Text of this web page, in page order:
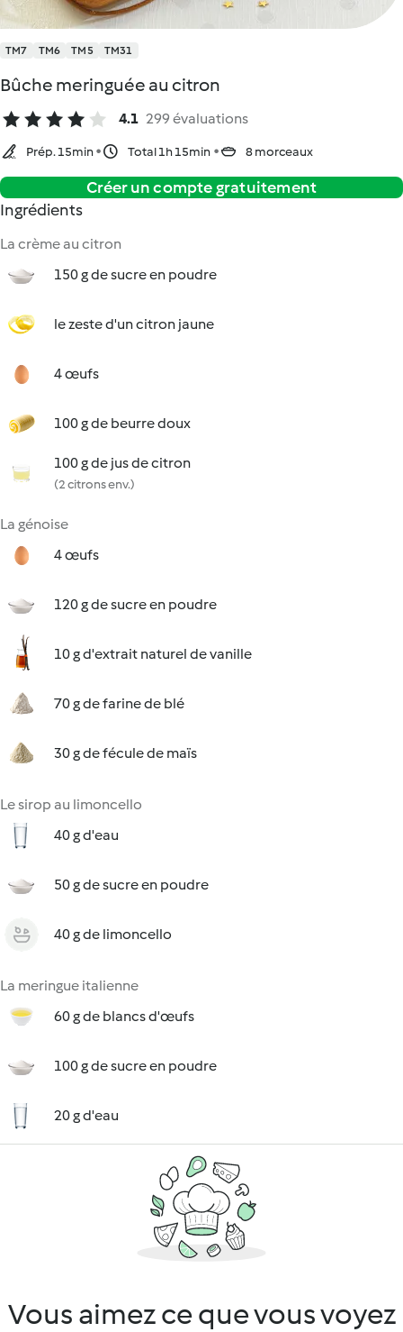
TM7 TM6 TM5 TM31
Bûche meringuée au citron
4.1 299 évaluations
Prép. 15min Total 1h 15min 8 morceaux
Créer un compte gratuitement
Ingrédients
La crème au citron
150 g de sucre en poudre
le zeste d'un citron jaune
4 œufs
100 g de beurre doux
100 g de jus de citron
(2 citrons env.)
La génoise
4 œufs
120 g de sucre en poudre
10 g d'extrait naturel de vanille
70 g de farine de blé
30 g de fécule de maïs
Le sirop au limoncello
40 g d'eau
50 g de sucre en poudre
40 g de limoncello
La meringue italienne
60 g de blancs d'œufs
100 g de sucre en poudre
20 g d'eau
Vous aimez ce que vous voyez